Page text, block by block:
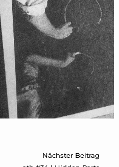
Nächster Beitrag